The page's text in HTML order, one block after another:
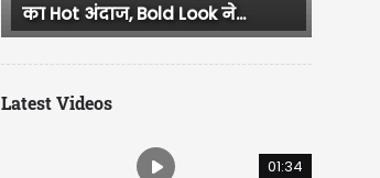
Singh ने ढाया कहर, रॉयल ज्वेलरी...
Latest Videos
01:34